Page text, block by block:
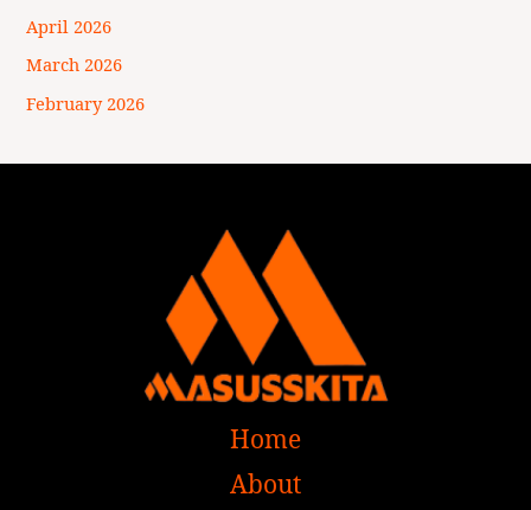
April 2026
March 2026
February 2026
Home
About